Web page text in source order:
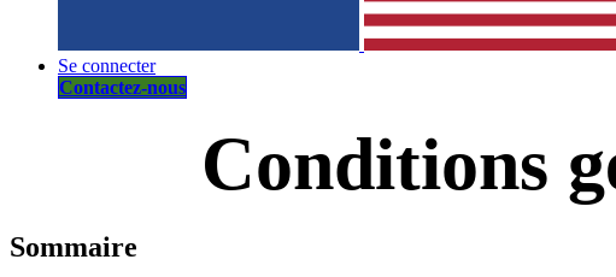
Se connecter
Contactez-nous
Conditions
Sommaire